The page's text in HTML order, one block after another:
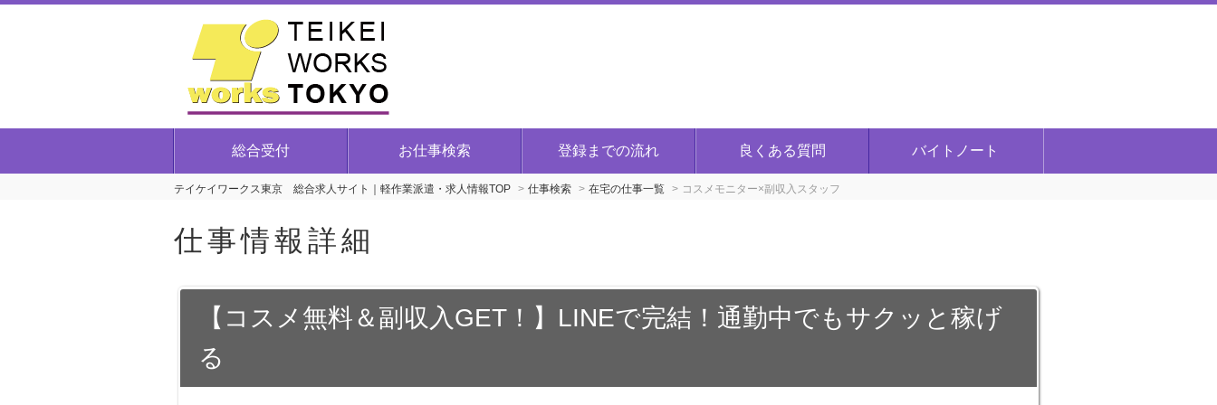
総合受付 お仕事検索 登録までの流れ 良くある質問 バイトノート
テイケイワークス東京 総合求人サイト｜軽作業派遣・求人情報TOP 仕事検索 在宅の仕事一覧 コスメモニター×副収入スタッフ
仕事情報詳細
【コスメ無料＆副収入GET！】LINEで完結！通勤中でもサクッと稼げ
る